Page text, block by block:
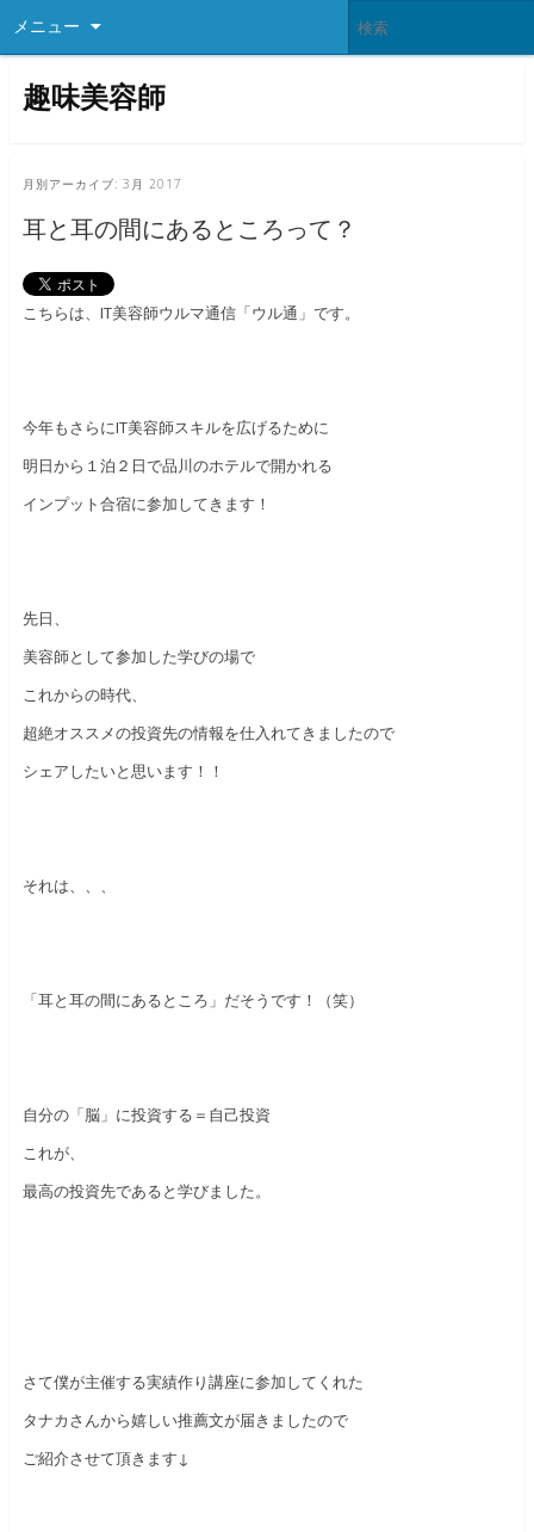
メニュー
趣味美容師
月別アーカイブ: 3月 2017
耳と耳の間にあるところって？
こちらは、IT美容師ウルマ通信「ウル通」です。
今年もさらにIT美容師スキルを広げるために
明日から１泊２日で品川のホテルで開かれる
インプット合宿に参加してきます！
先日、
美容師として参加した学びの場で
これからの時代、
超絶オススメの投資先の情報を仕入れてきましたので
シェアしたいと思います！！
それは、、、
「耳と耳の間にあるところ」だそうです！（笑）
自分の「脳」に投資する＝自己投資
これが、
最高の投資先であると学びました。
さて僕が主催する実績作り講座に参加してくれた
タナカさんから嬉しい推薦文が届きましたので
ご紹介させて頂きます↓